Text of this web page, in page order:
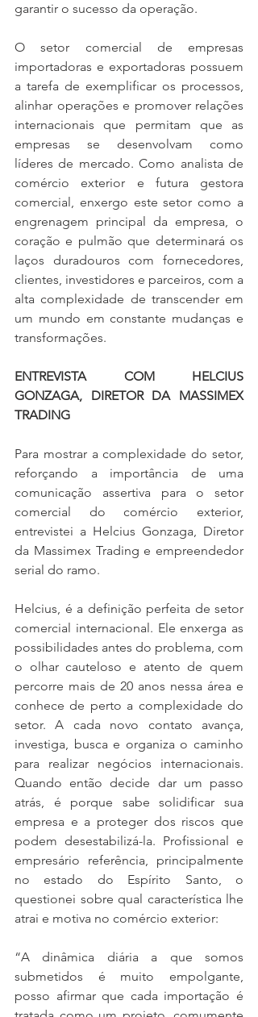
garantir o sucesso da operação.
O setor comercial de empresas
importadoras e exportadoras possuem
a tarefa de exemplificar os processos,
alinhar operações e promover relações
internacionais que permitam que as
empresas se desenvolvam como
líderes de mercado. Como analista de
comércio exterior e futura gestora
comercial, enxergo este setor como a
engrenagem principal da empresa, o
coração e pulmão que determinará os
laços duradouros com fornecedores,
clientes, investidores e parceiros, com a
alta complexidade de transcender em
um mundo em constante mudanças e
transformações.
ENTREVISTA COM HELCIUS
GONZAGA, DIRETOR DA MASSIMEX
TRADING
Para mostrar a complexidade do setor,
reforçando a importância de uma
comunicação assertiva para o setor
comercial do comércio exterior,
entrevistei a Helcius Gonzaga, Diretor
da Massimex Trading e empreendedor
serial do ramo.
Helcius, é a definição perfeita de setor
comercial internacional. Ele enxerga as
possibilidades antes do problema, com
o olhar cauteloso e atento de quem
percorre mais de 20 anos nessa área e
conhece de perto a complexidade do
setor. A cada novo contato avança,
investiga, busca e organiza o caminho
para realizar negócios internacionais.
Quando então decide dar um passo
atrás, é porque sabe solidificar sua
empresa e a proteger dos riscos que
podem desestabilizá-la. Profissional e
empresário referência, principalmente
no estado do Espírito Santo, o
questionei sobre qual característica lhe
atrai e motiva no comércio exterior:
“A dinâmica diária a que somos
submetidos é muito empolgante,
posso afirmar que cada importação é